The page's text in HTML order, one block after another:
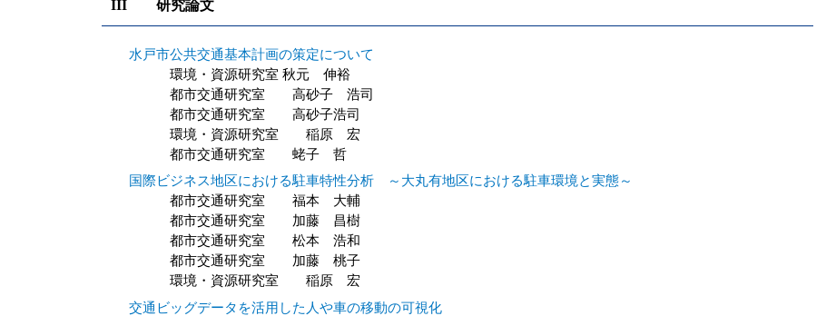
III 研究論文
水戸市公共交通基本計画の策定について
環境・資源研究室 秋元 伸裕
都市交通研究室 高砂子 浩司
都市交通研究室 高砂子浩司
環境・資源研究室 稲原 宏
都市交通研究室 蛯子 哲
国際ビジネス地区における駐車特性分析 ～大丸有地区における駐車環境と実態～
都市交通研究室 福本 大輔
都市交通研究室 加藤 昌樹
都市交通研究室 松本 浩和
都市交通研究室 加藤 桃子
環境・資源研究室 稲原 宏
交通ビッグデータを活用した人や車の移動の可視化